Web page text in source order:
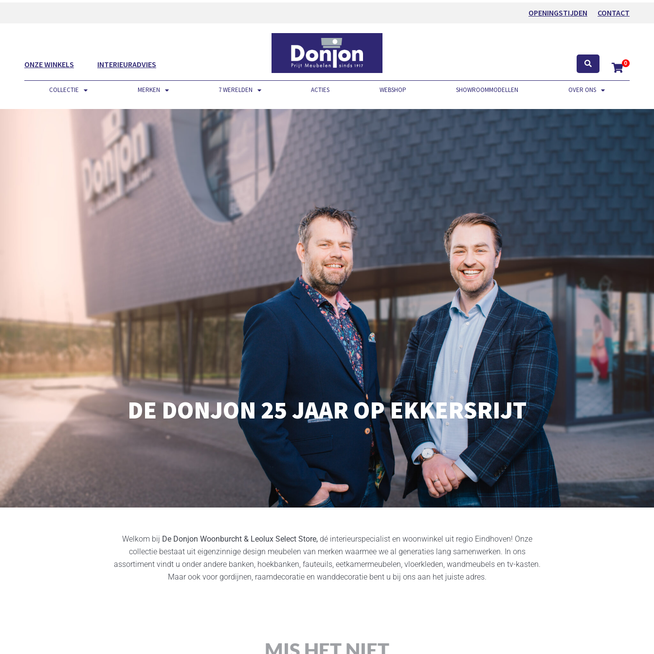
OPENINGSTIJDEN CONTACT
ONZE WINKELS INTERIEURADVIES 0
COLLECTIE MERKEN 7 WERELDEN ACTIES WEBSHOP SHOWROOMMODELLEN OVER ONS
DE DONJON 25 JAAR OP EKKERSRIJT
Welkom bij De Donjon Woonburcht & Leolux Select Store, dé interieurspecialist en woonwinkel uit regio Eindhoven! Onze
collectie bestaat uit eigenzinnige design meubelen van merken waarmee we al generaties lang samenwerken. In ons
assortiment vindt u onder andere banken, hoekbanken, fauteuils, eetkamermeubelen, vloerkleden, wandmeubels en tv-kasten.
Maar ook voor gordijnen, raamdecoratie en wanddecoratie bent u bij ons aan het juiste adres.